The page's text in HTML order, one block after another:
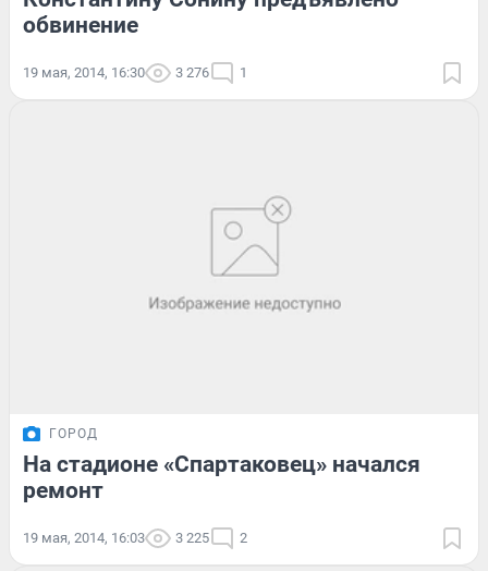
обвинение
19 мая, 2014, 16:30 3 276 1
ГОРОД
На стадионе «Спартаковец» начался
ремонт
19 мая, 2014, 16:03 3 225 2